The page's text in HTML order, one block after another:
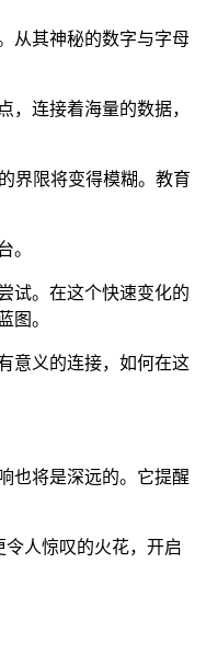
从其神秘的数字与字母
，连接着海量的数据，
界限将变得模糊。教育
。
试。在这个快速变化的
图。
意义的连接，如何在这
也将是深远的。它提醒
令人惊叹的火花，开启